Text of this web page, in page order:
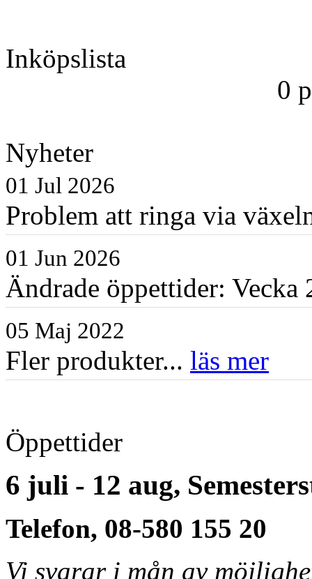
Inköpslista
0
Nyheter
01 Jul 2026
Problem att ringa via
01 Jun 2026
Ändrade öppettider:
05 Maj 2022
Fler produkter... läs mer
Öppettider
6 juli - 12 aug,
Telefon, 08-580 155 20
Vi svarar i mån av